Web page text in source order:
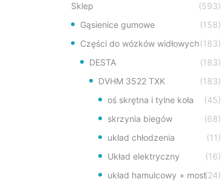
Sklep
(593)
Gąsienice gumowe
(158)
Części do wózków widłowych(183)
DESTA
(183)
DVHM 3522 TXK
(183)
oś skrętna i tylne koła
(45)
skrzynia biegów
(68)
układ chłodzenia
(11)
Układ elektryczny
(16)
układ hamulcowy + most(24)